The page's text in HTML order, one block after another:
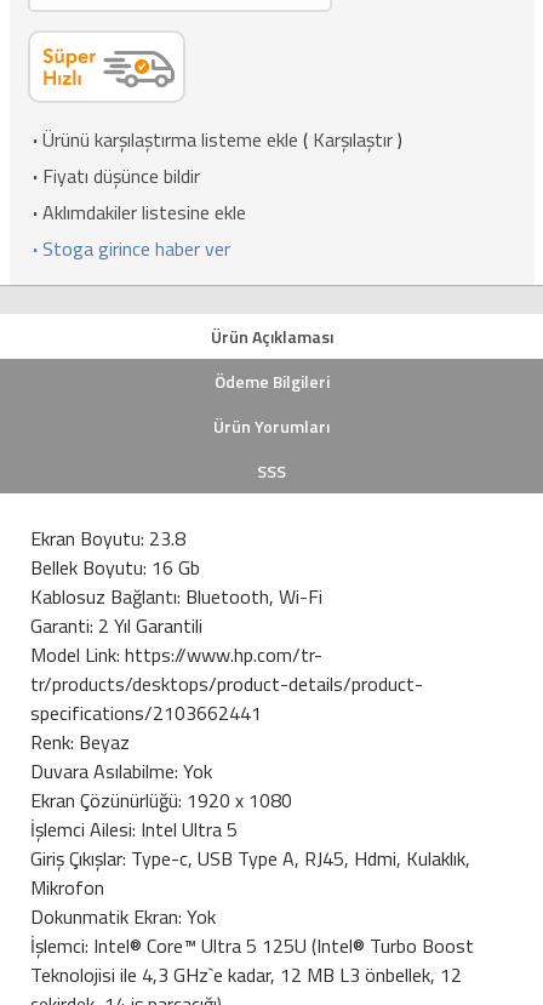
·Ürünü karşılaştırma listeme ekle ( Karşılaştır)
· Fiyatı düşünce bildir
·Aklımdakiler listesine ekle
· Stoga girince haber ver
Ürün Açıklaması
Ödeme Bilgileri
Ürün Yorumları
SSS
Ekran Boyutu: 23.8
Bellek Boyutu: 16 Gb
Kablosuz Bağlantı: Bluetooth, Wi-Fi
Garanti: 2 Yıl Garantili
Model Link: https://www.hp.com/tr-
tr/products/desktops/product-details/product-
specifications/2103662441
Renk: Beyaz
Duvara Asılabilme: Yok
Ekran Çözünürlüğü: 1920 x 1080
İşlemci Ailesi: Intel Ultra 5
Giriş Çıkışlar: Type-c, USB Type A, RJ45, Hdmi, Kulaklık,
Mikrofon
Dokunmatik Ekran: Yok
İşlemci: Intel® Core™ Ultra 5 125U (Intel® Turbo Boost
Teknolojisi ile 4,3 GHz`e kadar, 12 MB L3 önbellek, 12